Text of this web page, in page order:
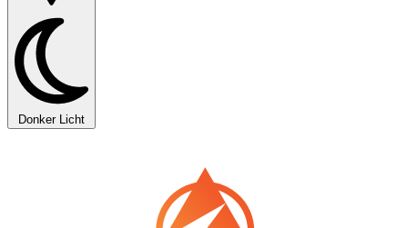
Donker Licht